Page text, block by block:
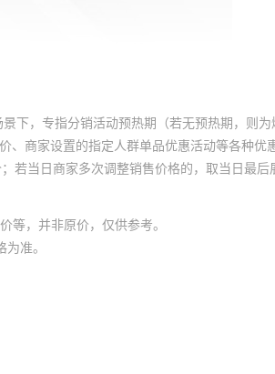
下，专指分销活动预热期（若无预热期，则
商家设置的指定人群单品优惠活动等各种优
当日商家多次调整销售价格的，取当日最后
等，并非原价，仅供参考。
准。